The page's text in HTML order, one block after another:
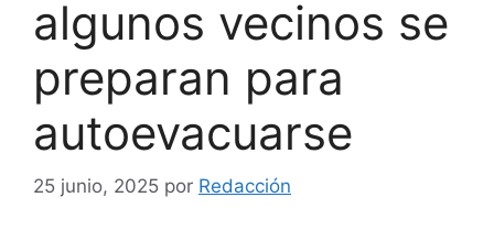
algunos vecinos se
preparan para
autoevacuarse
25 junio, 2025 por Redacción